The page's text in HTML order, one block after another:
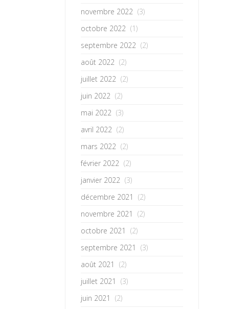
novembre 2022 (3)
octobre 2022 (1)
septembre 2022 (2)
août 2022 (2)
juillet 2022 (2)
juin 2022 (2)
mai 2022 (3)
avril 2022 (2)
mars 2022 (2)
février 2022 (2)
janvier 2022 (3)
décembre 2021
(2)
novembre 2021
(2)
octobre 2021
(2)
septembre 2021
(3)
août 2021
(2)
juillet 2021
(3)
juin 2021
(2)